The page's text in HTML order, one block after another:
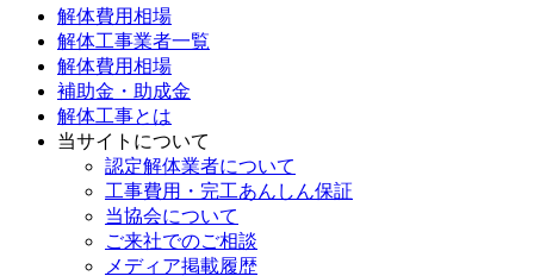
解体費用相場
解体工事業者一覧
解体費用相場
補助金・助成金
解体工事とは
当サイトについて
認定解体業者について
工事費用・完工あんしん保証
当協会について
ご来社でのご相談
メディア掲載履歴